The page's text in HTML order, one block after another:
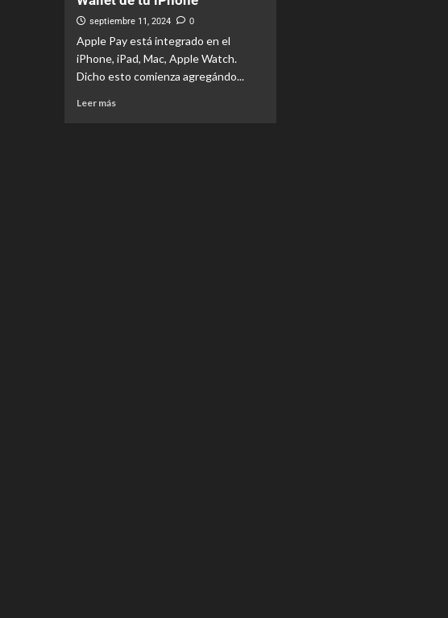
septiembre 11, 2024 0
Apple Pay está integrado en el
iPhone, iPad, Mac, Apple Watch.
Dicho esto comienza agregándo...
Leer más